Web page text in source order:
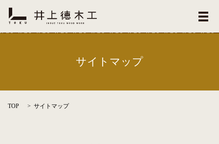
メ
サイトマップ
TOP サイトマップ